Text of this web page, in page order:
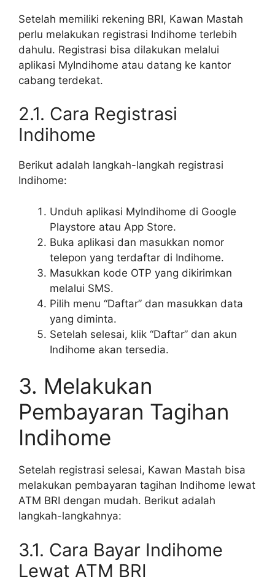
Setelah memiliki rekening BRI, Kawan Mastah
perlu melakukan registrasi Indihome terlebih
dahulu. Registrasi bisa dilakukan melalui
aplikasi MyIndihome atau datang ke kantor
cabang terdekat.
2.1. Cara Registrasi
Indihome
Berikut adalah langkah-langkah registrasi
Indihome:
Unduh aplikasi MyIndihome di Google
Playstore atau App Store.
Buka aplikasi dan masukkan nomor
telepon yang terdaftar di Indihome.
Masukkan kode OTP yang dikirimkan
melalui SMS.
Pilih menu “Daftar” dan masukkan data
yang diminta.
Setelah selesai, klik “Daftar” dan akun
Indihome akan tersedia.
3. Melakukan
Pembayaran Tagihan
Indihome
Setelah registrasi selesai, Kawan Mastah bisa
melakukan pembayaran tagihan Indihome lewat
ATM BRI dengan mudah. Berikut adalah
langkah-langkahnya:
3.1. Cara Bayar Indihome
Lewat ATM BRI